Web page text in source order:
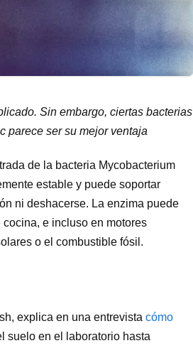
Sin embargo, ciertas bacterias
parece ser su mejor ventaja
de la bacteria Mycobacterium
estable y puede soportar
ni deshacerse. La enzima puede
e incluso en motores
o el combustible fósil.
explica en una entrevista cómo
suelo en el laboratorio hasta